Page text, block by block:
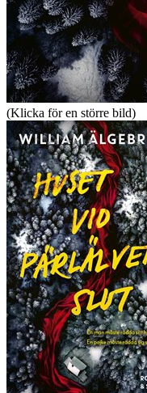
(Klicka för en större bild)